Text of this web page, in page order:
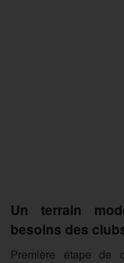
Un terrain
besoins des
Première étape de